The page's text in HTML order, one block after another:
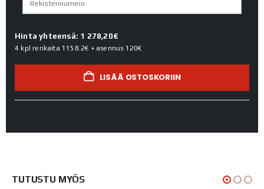
Hinta yhteensä: 1 278,20€
4 kpl renkaita 1158.2€ + asennus 120€
LISÄÄ OSTOSKORIIN
TUTUSTU MYÖS